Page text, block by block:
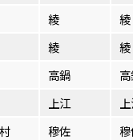
綾
綾
綾
綾
高鍋
上江
穆佐